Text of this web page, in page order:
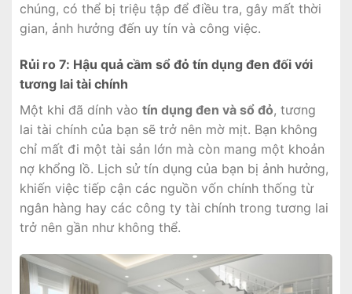
chúng, có thể bị triệu tập để điều tra, gây mất thời
gian, ảnh hưởng đến uy tín và công việc.
Rủi ro 7: Hậu quả cầm sổ đỏ tín dụng đen đối với
tương lai tài chính
Một khi đã dính vào tín dụng đen và sổ đỏ, tương
lai tài chính của bạn sẽ trở nên mờ mịt. Bạn không
chỉ mất đi một tài sản lớn mà còn mang một khoản
nợ khổng lồ. Lịch sử tín dụng của bạn bị ảnh hưởng,
khiến việc tiếp cận các nguồn vốn chính thống từ
ngân hàng hay các công ty tài chính trong tương lai
trở nên gần như không thể.